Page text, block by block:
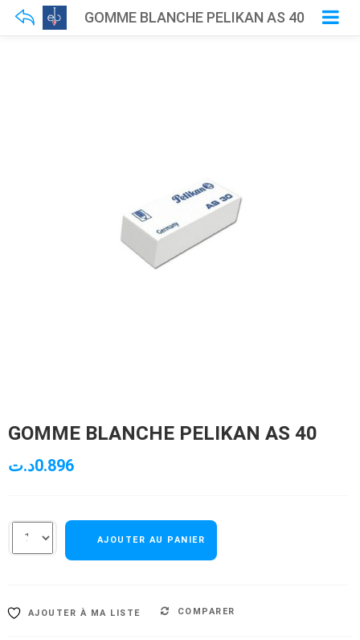
GOMME BLANCHE PELIKAN AS 40
GOMME BLANCHE PELIKAN AS 40
0.896د.ت
AJOUTER AU PANIER
AJOUTER À MA LISTE COMPARER